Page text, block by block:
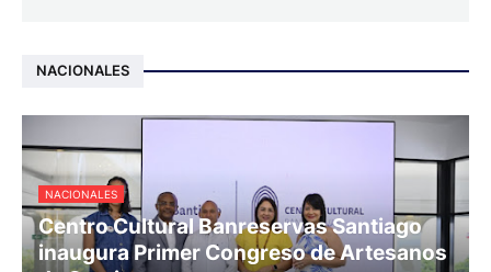
NACIONALES
NACIONALES
Centro Cultural Banreservas Santiago
inaugura Primer Congreso de Artesanos